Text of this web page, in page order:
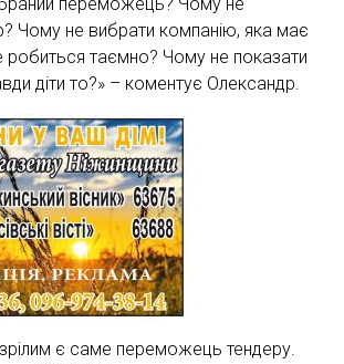
Чому не вибрати компанію, яка має
робиться таємно? Чому не показати
діти то?» – коментує Олександр.
є саме переможець тендеру.